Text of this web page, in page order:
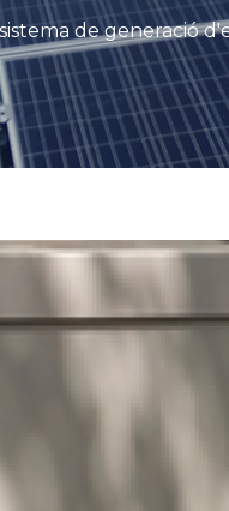
sistema de generació